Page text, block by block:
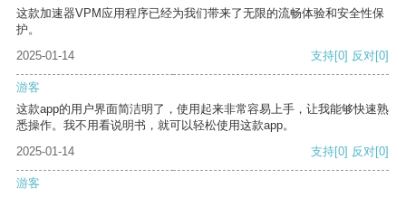
这款加速器VPM应用程序已经为我们带来了无限的流畅体验和安全性保
护。
2025-01-14
支持[0] 反对[0]
游客
这款app的用户界面简洁明了，使用起来非常容易上手，让我能够快速熟
悉操作。我不用看说明书，就可以轻松使用这款app。
2025-01-14
支持[0] 反对[0]
游客